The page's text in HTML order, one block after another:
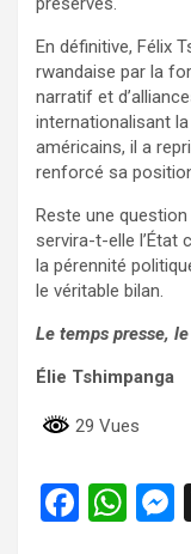
En définitive, Félix
rwandaise par la
narratif et
internationalisant
américains, il a
renforcé sa
Reste une
servira-t-elle l’État
la pérennité
le véritable bilan.
Le temps presse,
Élie Tshimpanga
29 Vues
F
W